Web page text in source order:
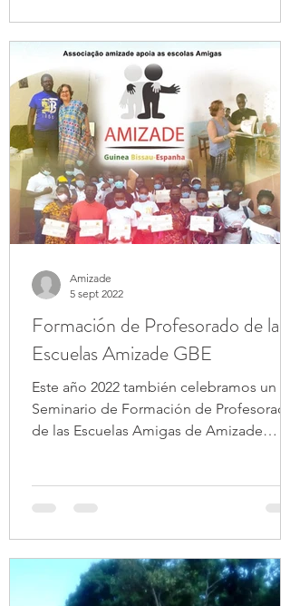
Formación de Profesorado de las
Escuelas Amizade GBE
Este año 2022 también celebramos un
Seminario de Formación de Profesorado
de las Escuelas Amigas de Amizade
Amizade
5 sept 2022